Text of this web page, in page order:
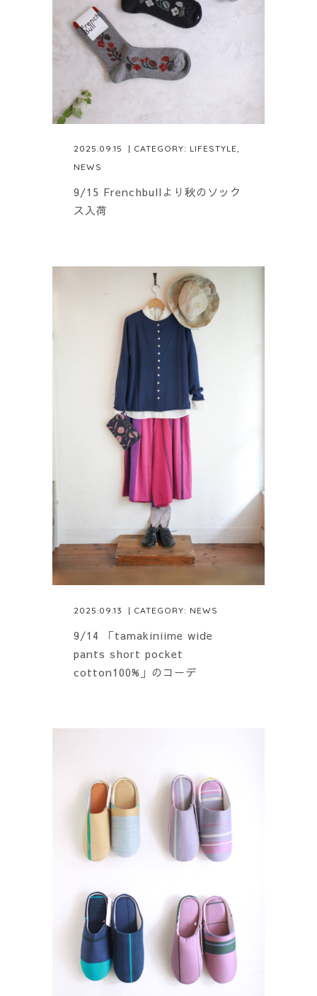
2025.09.15 | CATEGORY: LIFESTYLE,
NEWS
9/15 Frenchbullより秋のソック
ス入荷
2025.09.13 | CATEGORY: NEWS
9/14 「tamakiniime wide
pants short pocket
cotton100%」のコーデ